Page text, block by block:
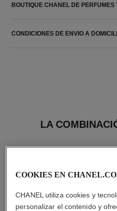
BOUTIQUE CHANEL DE PERFUMES
CONDICIONES DE ENVIO A
LA
COOKIES EN
CHANEL utiliza cookies y
personalizar el contenido y